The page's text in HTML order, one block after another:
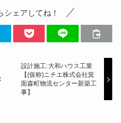
シェアしてね！
設計施工:大和ハウス工業
【(仮称)ニチエ株式会社箕
面森町物流センター新築工
事】